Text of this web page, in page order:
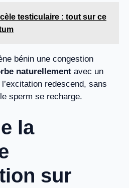
testiculaire : tout sur ce
bénin une congestion
naturellement avec un
redescend, sans
sperm se recharge.
la
sur